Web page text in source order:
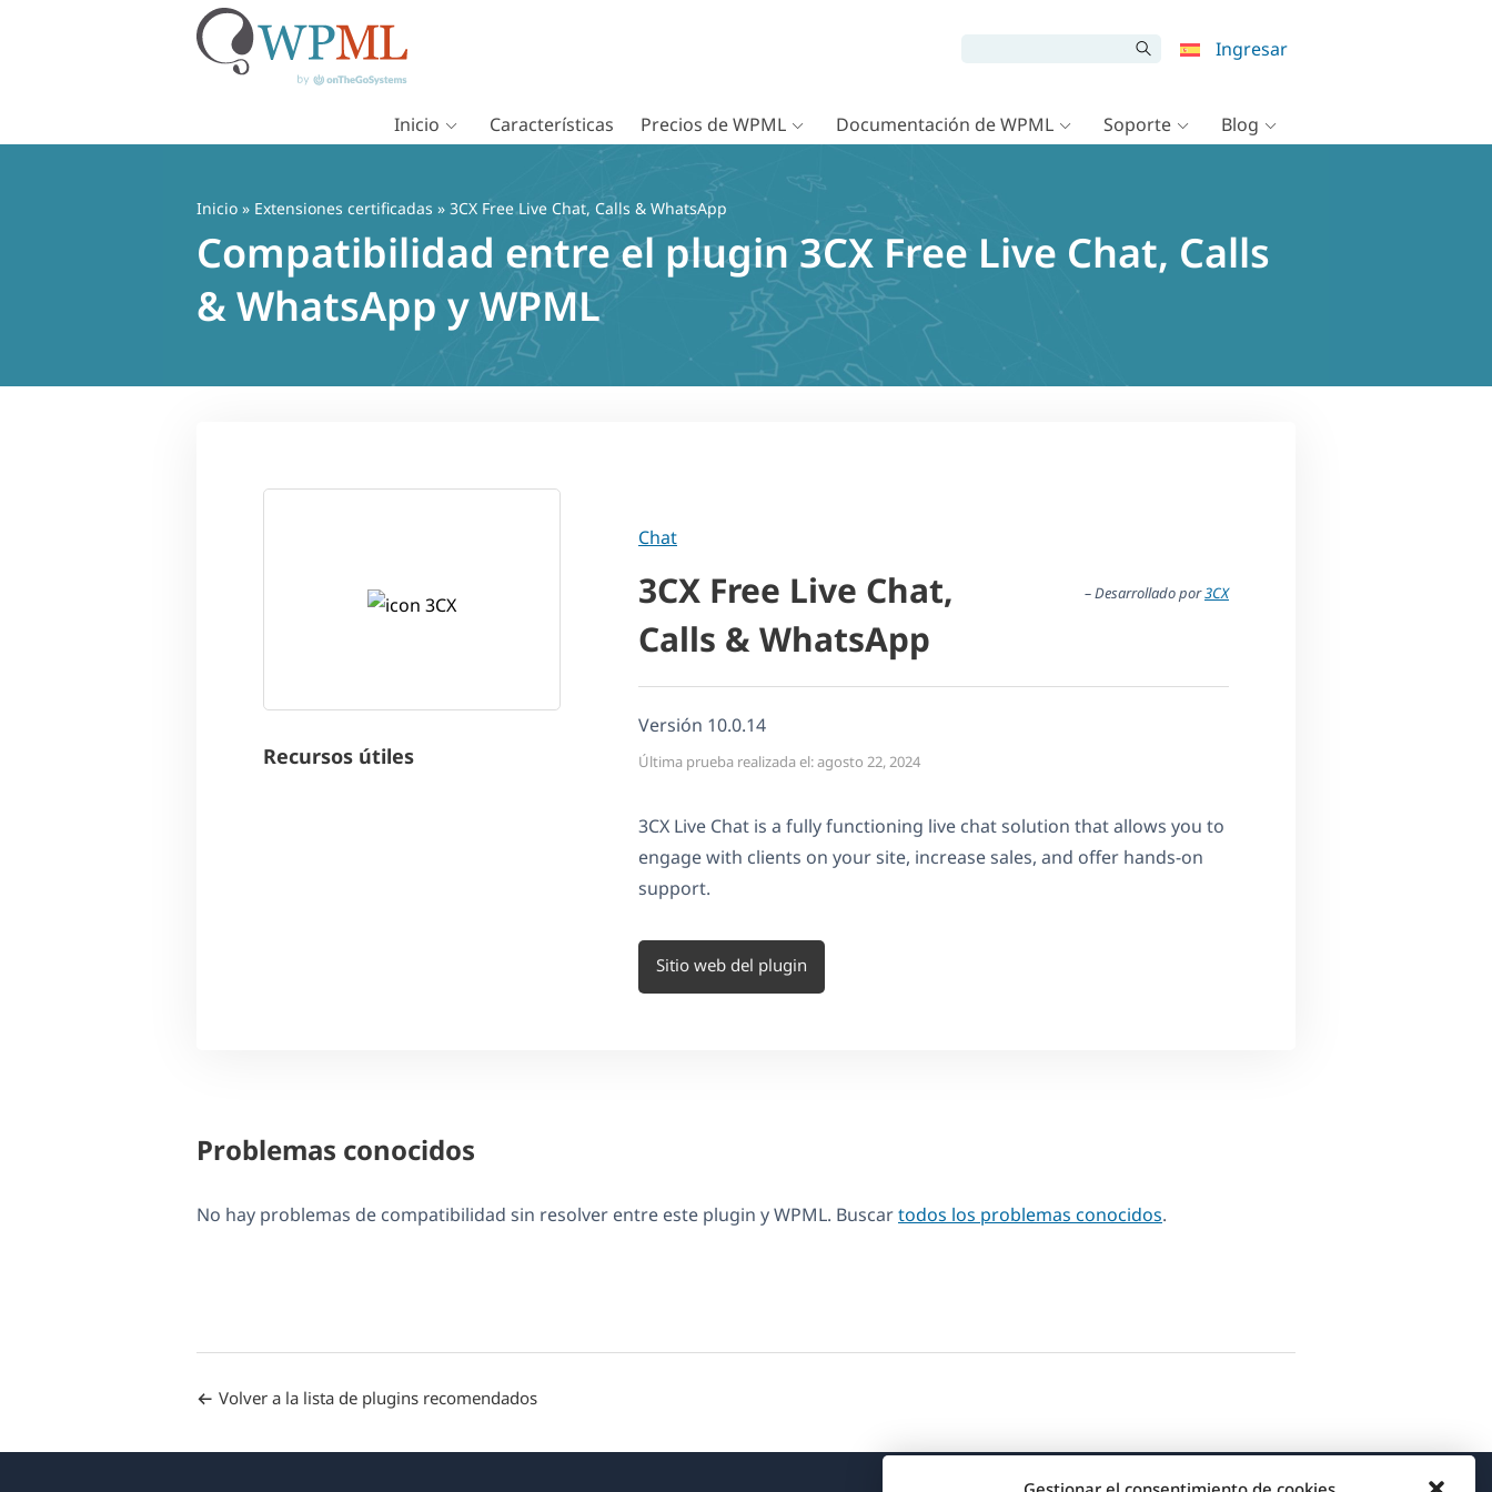
Ingresar
Inicio Características Precios de WPML Documentación de WPML Soporte Blog
Inicio » Extensiones certificadas » 3CX Free Live Chat, Calls & WhatsApp
Compatibilidad entre el plugin 3CX Free Live Chat, Calls
& WhatsApp y WPML
Recursos útiles
Chat
3CX Free Live Chat,
Calls & WhatsApp
– Desarrollado por3CX
Versión 10.0.14
Última prueba realizada el: agosto 22, 2024
3CX Live Chat is a fully functioning live chat solution that allows you to
engage with clients on your site, increase sales, and offer hands-on
support.
Sitio web del plugin
Problemas conocidos
No hay problemas de compatibilidad sin resolver entre este plugin y WPML. Buscartodos los problemas conocidos.
Volver a la lista de plugins recomendados